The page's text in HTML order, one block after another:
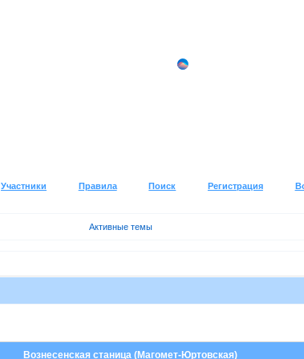
Участники Правила Поиск Регистрация
Активные темы
Вознесенская станица (Магомет-Юртовская)